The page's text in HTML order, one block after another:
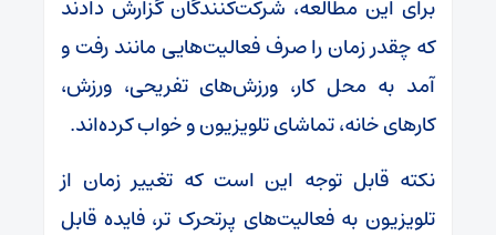
برای این مطالعه، شرکت‌کنندگان گزارش دادند
که چقدر زمان را صرف فعالیت‌هایی مانند رفت و
آمد به محل کار، ورزش‌های تفریحی، ورزش،
کارهای خانه، تماشای تلویزیون و خواب کرده‌اند.
نکته قابل توجه این است که تغییر زمان از
تلویزیون به فعالیت‌های پرتحرک تر، فایده قابل